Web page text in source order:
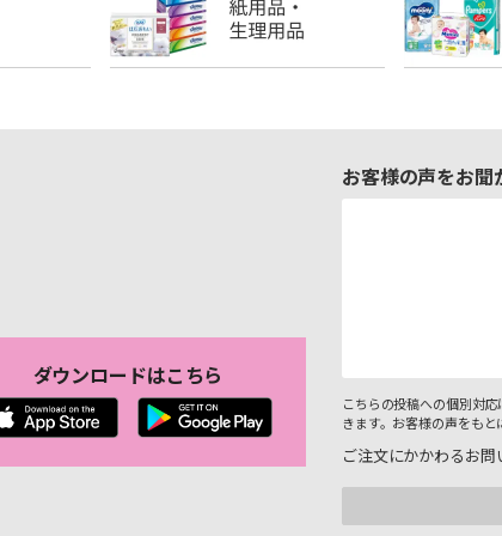
ダウンロードはこちら
お客様の声をお聞
こちらの投稿への個別対
きます。お客様の声をもと
ご注文にかかわるお問